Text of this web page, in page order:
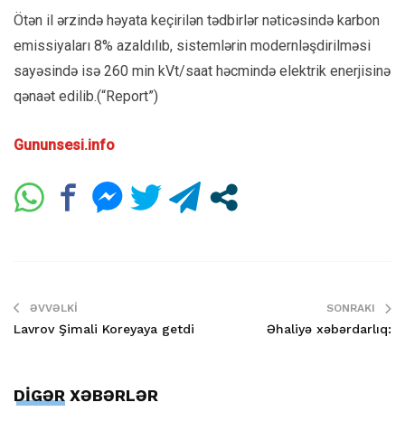
Ötən il ərzində həyata keçirilən tədbirlər nəticəsində karbon
emissiyaları 8% azaldılıb, sistemlərin modernləşdirilməsi
sayəsində isə 260 min kVt/saat həcmində elektrik enerjisinə
qənaət edilib.(“Report”)
Gununsesi.info
ƏVVƏLKI
Lavrov Şimali Koreyaya getdi
SONRAKI
Əhaliyə xəbərdarlıq:
DİGƏR XƏBƏRLƏR